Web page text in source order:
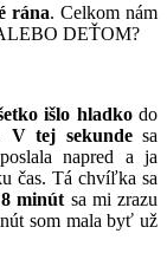
rána. Celkom nám
DEŤOM?
išlo hladkodo
V tej sekundesa
napred a ja
čas. Tá chvíľka sa
minút sa mi zrazu
som mala byť už